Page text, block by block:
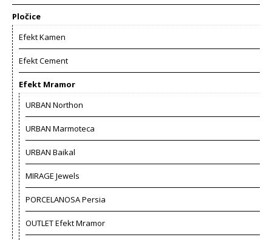
Pločice
Efekt Kamen
Efekt Cement
Efekt Mramor
URBAN Northon
URBAN Marmoteca
URBAN Baikal
MIRAGE Jewels
PORCELANOSA Persia
OUTLET Efekt Mramor